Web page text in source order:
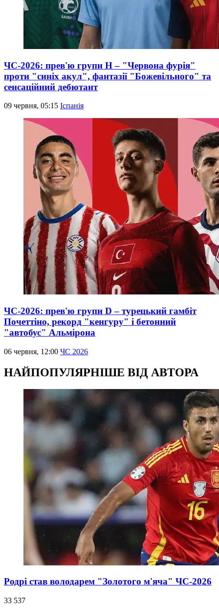
ЧС-2026: прев'ю групи Н – "Червона фурія"
проти "синіх акул", фантазії "Божевільного" та
сенсаційний дебютант
09 червня, 05:15 Іспанія
ЧС-2026: прев'ю групи D – турецький гамбіт
Почеттіно, рекорд "кенгуру" і бетонний
"автобус" Альмірона
06 червня, 12:00 ЧС 2026
НАЙПОПУЛЯРНІШЕ ВІД АВТОРА
Родрі став володарем "Золотого м'яча" ЧС-2026
33 537